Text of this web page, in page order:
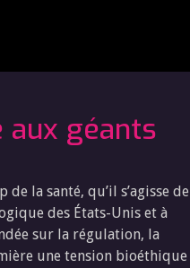
géants
la santé, qu’il s’agisse de
des États-Unis et à
sur la régulation, la
une tension bioéthique